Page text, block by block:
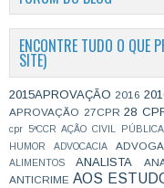
ENCONTRE TUDO O QUE
SITE)
2015APROVAÇÃO 2016
APROVAÇÃO 27CPR 28
cpr
5ªCCR AÇÃO CIVIL PÚBLICA
HUMOR
ADVOCACIA
ALIMENTOS ANALISTA
ANTICRIME AOS